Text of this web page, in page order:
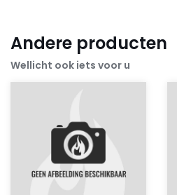
Andere producten
Wellicht ook iets voor u